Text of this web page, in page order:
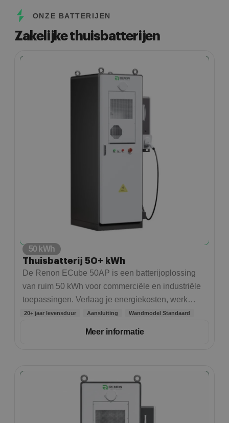
ONZE BATTERIJEN
Zakelijke thuisbatterijen
50 kWh
Thuisbatterij 50+ kWh
De Renon ECube 50AP is een batterijoplossing
van ruim 50 kWh voor commerciële en industriële
toepassingen. Verlaag je energiekosten, werk
onafhankelijker van het net en optimaliseer je
20+ jaar levensduur Aansluiting Wandmodel Standaard
Meer informatie